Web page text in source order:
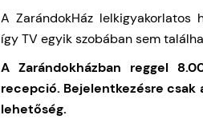
A ZarándokHáz lelkigyakorlatos
így TV egyik szobában sem
A Zarándokházban reggel
recepció. Bejelentkezésre csak
lehetőség.